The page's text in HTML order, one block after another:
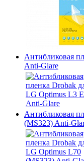
Антибликовая
Anti-Glare
Антибликовая
(MS323) Anti-